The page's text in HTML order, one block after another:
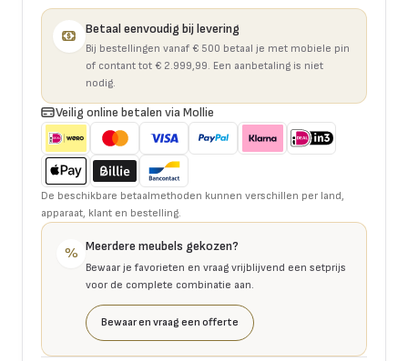
Betaal eenvoudig bij levering
Bij bestellingen vanaf € 500 betaal je met mobiele pin
of contant tot € 2.999,99. Een aanbetaling is niet
nodig.
Veilig online betalen via Mollie
De beschikbare betaalmethoden kunnen verschillen per land,
apparaat, klant en bestelling.
% Meerdere meubels gekozen?
Bewaar je favorieten en vraag vrijblijvend een setprijs
voor de complete combinatie aan.
Bewaar en vraag een offerte